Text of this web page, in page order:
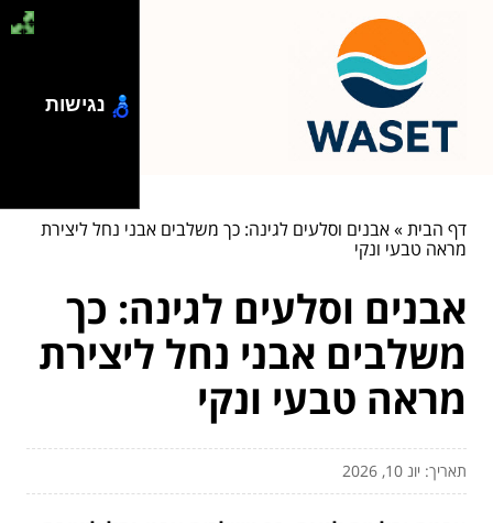
דף הבית»אבנים וסלעים לגינה: כך משלבים אבני נחל ליצירת
מראה טבעי ונקי
אבנים וסלעים לגינה: כך
משלבים אבני נחל ליצירת
מראה טבעי ונקי
תאריך: יונ 10, 2026
נגישות